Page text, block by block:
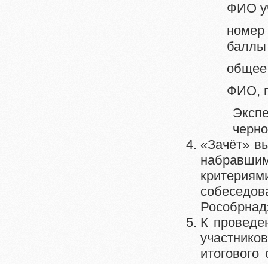
ФИО
номер
баллы
общее
ФИО,
«Зачёт»
К